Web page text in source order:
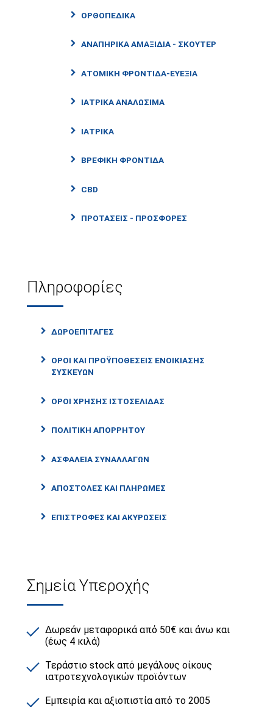
ΟΡΘΟΠΕΔΙΚΑ
ΑΝΑΠΗΡΙΚΑ ΑΜΑΞΙΔΙΑ - ΣΚΟΥΤΕΡ
ΑΤΟΜΙΚΗ ΦΡΟΝΤΙΔΑ-ΕΥΕΞΙΑ
ΙΑΤΡΙΚΑ ΑΝΑΛΩΣΙΜΑ
ΙΑΤΡΙΚΑ
ΒΡΕΦΙΚΗ ΦΡΟΝΤΙΔΑ
CBD
ΠΡΟΤΑΣΕΙΣ - ΠΡΟΣΦΟΡΕΣ
Πληροφορίες
ΔΩΡΟΕΠΙΤΑΓΕΣ
ΟΡΟΙ ΚΑΙ ΠΡΟΫΠΟΘΕΣΕΙΣ ΕΝΟΙΚΙΑΣΗΣ
ΣΥΣΚΕΥΩΝ
ΟΡΟΙ ΧΡΗΣΗΣ ΙΣΤΟΣΕΛΙΔΑΣ
ΠΟΛΙΤΙΚΗ ΑΠΟΡΡΗΤΟΥ
ΑΣΦΑΛΕΙΑ ΣΥΝΑΛΛΑΓΩΝ
ΑΠΟΣΤΟΛΕΣ ΚΑΙ ΠΛΗΡΩΜΕΣ
ΕΠΙΣΤΡΟΦΕΣ ΚΑΙ ΑΚΥΡΩΣΕΙΣ
Σημεία Υπεροχής
Δωρεάν μεταφορικά από 50€ και άνω και
(έως 4 κιλά)
Τεράστιο stock από μεγάλους οίκους
ιατροτεχνολογικών προϊόντων
Εμπειρία και αξιοπιστία από το 2005